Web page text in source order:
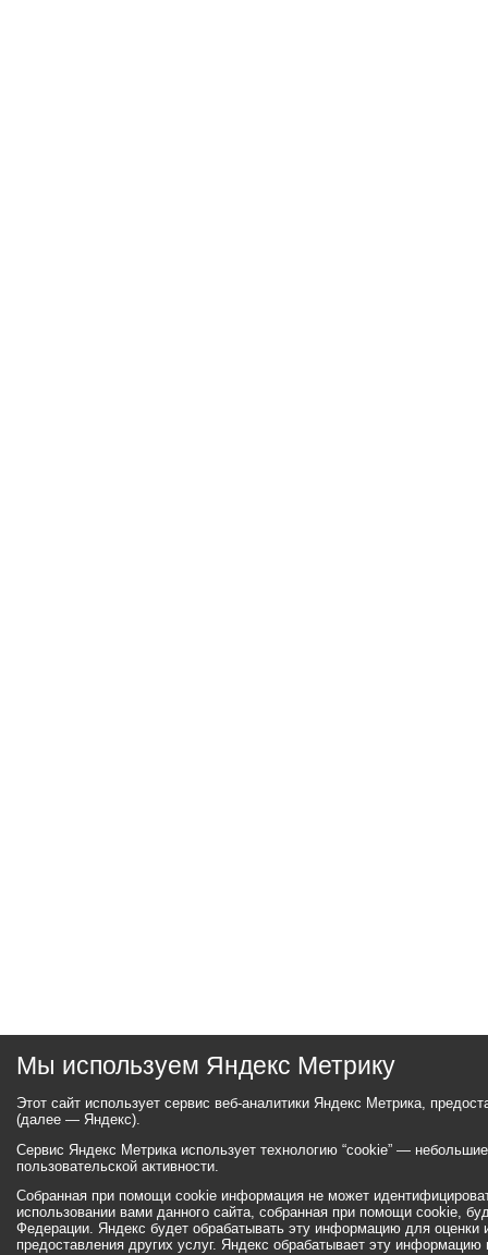
Мы используем Яндекс Метрику
Этот сайт использует сервис веб-аналитики Яндекс Метрика,
(далее — Яндекс).
Сервис Яндекс Метрика использует технологию “cookie” —
пользовательской активности.
Собранная при помощи cookie информация не может
использовании вами данного сайта, собранная при помощи cookie,
Федерации. Яндекс будет обрабатывать эту информацию для оценки
предоставления других услуг. Яндекс обрабатывает эту